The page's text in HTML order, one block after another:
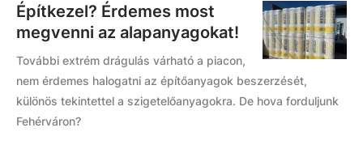
Építkezel? Érdemes most
megvenni az alapanyagokat!
További extrém drágulás várható a piacon,
nem érdemes halogatni az építőanyagok beszerzését,
különös tekintettel a szigetelőanyagokra. De hova forduljunk
Fehérváron?